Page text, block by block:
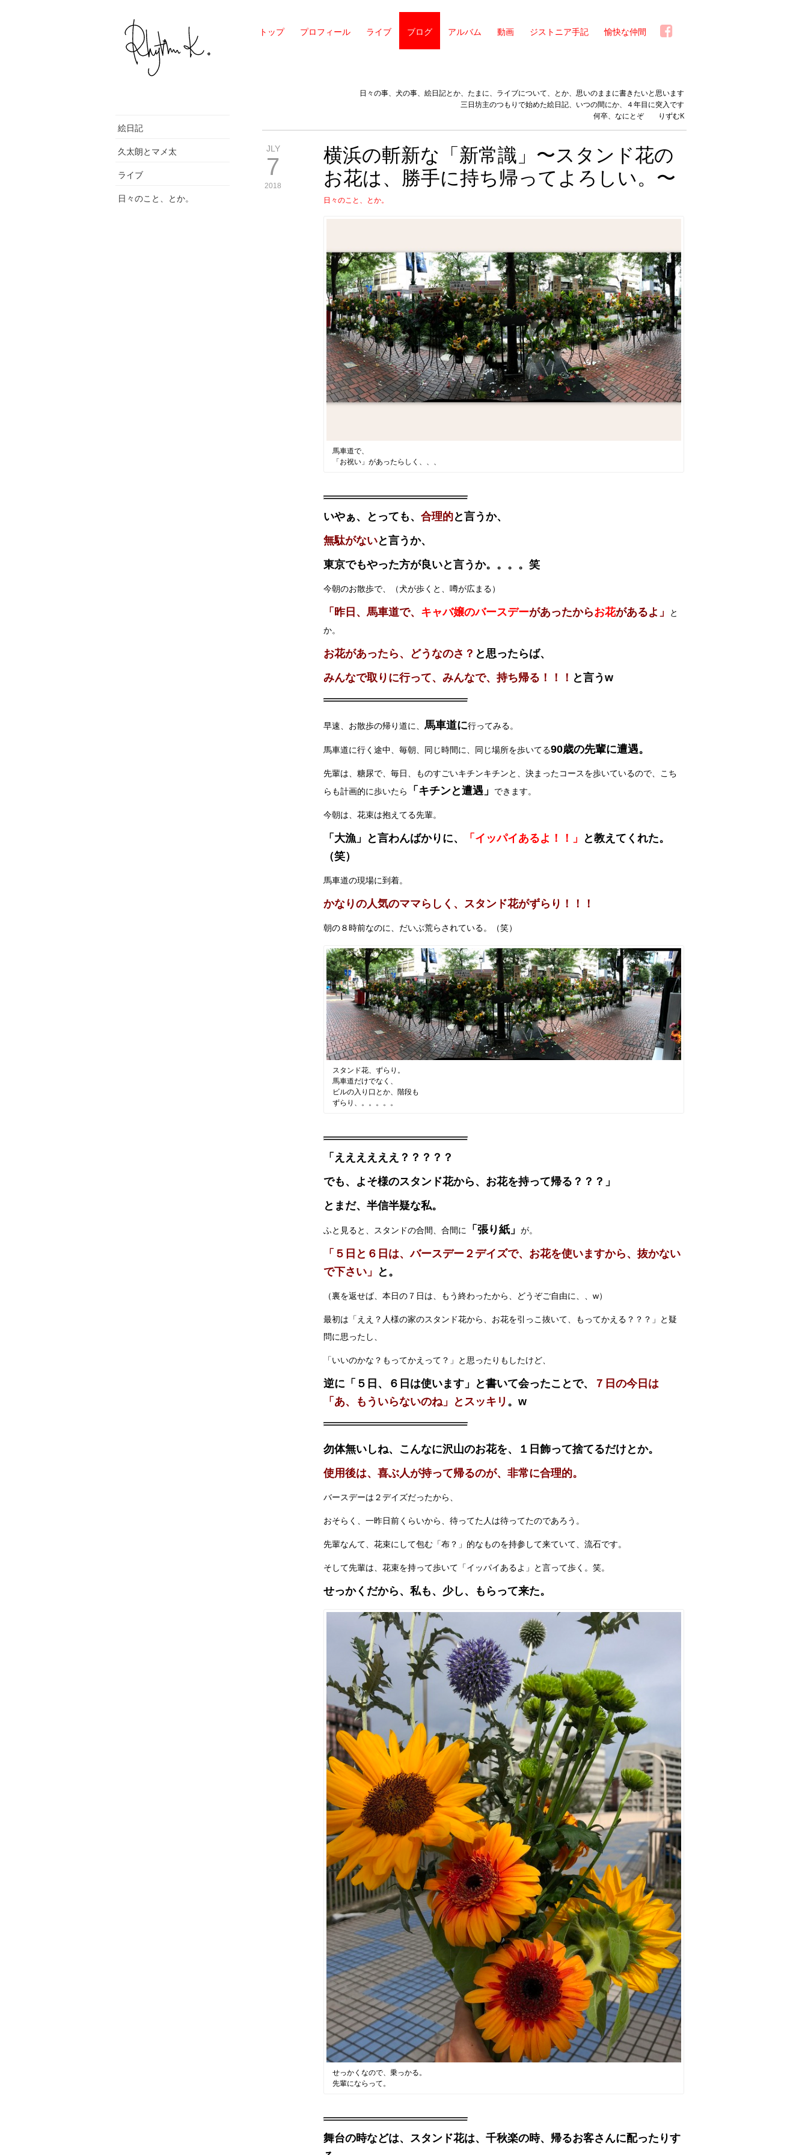
トップ プロフィール ライブ ブログ アルバム 動画 ジストニア手記 愉快な仲間
絵日記
久太朗とマメ太
ライブ
日々のこと、とか。
日々の事、犬の事、絵日記とか、たまに、ライブについて、とか、思いのままに書きたいと思います
三日坊主のつもりで始めた絵日記、いつの間にか、４年目に突入です
何卒、なにとぞ りずむK
JLY
7
2018
横浜の斬新な「新常識」〜スタンド花の
お花は、勝手に持ち帰ってよろしい。〜
日々のこと、とか。
馬車道で、
「お祝い」があったらしく、、、
いやぁ、とっても、 合理的と言うか、
無駄がないと言うか、
東京でもやった方が良いと言うか。。。。笑
今朝のお散歩で、（犬が歩くと、噂が広まる）
「昨日、馬車道で、 キャバ嬢のバースデーがあったからお花があるよ」
と
か。
お花があったら、どうなのさ？ と思ったらば、
みんなで取りに行って、みんなで、持ち帰る！！！ と言うw
早速、お散歩の帰り道に、 馬車道に行ってみる。
馬車道に行く途中、毎朝、同じ時間に、同じ場所を歩いてる90歳の先輩に遭遇。
先輩は、糖尿で、毎日、ものすごいキチンキチンと、決まったコースを歩いているので、こち
らも計画的に歩いたら
「キチンと遭遇」 できます。
今朝は、花束は抱えてる先輩。
「大漁」と言わんばかりに、 「イッパイあるよ！！」
と教えてくれた。
（笑）
馬車道の現場に到着。
かなりの人気のママらしく、スタンド花がずらり！！！
朝の８時前なのに、だいぶ荒らされている。（笑）
スタンド花、ずらり。
馬車道だけでなく、
ビルの入り口とか、階段も
ずらり、。。。。。
「ええええええ？？？？？
でも、よそ様のスタンド花から、お花を持って帰る？？？」
とまだ、半信半疑な私。
ふと見ると、スタンドの合間、合間に 「張り紙」 が。
「５日と６日は、バースデー２デイズで、お花を使いますから、抜かない
で下さい」
と。
（裏を返せば、本日の７日は、もう終わったから、どうぞご自由に、、w）
最初は「ええ？人様の家のスタンド花から、お花を引っこ抜いて、もってかえる？？？」と疑
問に思ったし、
「いいのかな？もってかえって？」と思ったりもしたけど、
逆に「５日、６日は使います」と書いて会ったことで、
７日の今日は
「あ、もういらないのね」とスッキリ 。w
勿体無いしね、こんなに沢山のお花を、１日飾って捨てるだけとか。
使用後は、喜ぶ人が持って帰るのが、非常に合理的。
バースデーは２デイズだったから、
おそらく、一昨日前くらいから、待ってた人は待ってたのであろう。
先輩なんて、花束にして包む「布？」的なものを持参して来ていて、流石です。
そして先輩は、花束を持って歩いて「イッパイあるよ」と言って歩く。笑。
せっかくだから、私も、少し、もらって来た。
せっかくなので、乗っかる。
先輩にならって。
舞台の時などは、スタンド花は、千秋楽の時、帰るお客さんに配ったりす